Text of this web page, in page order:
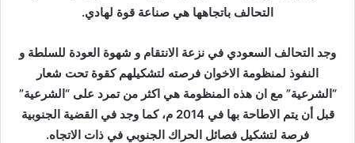
التحالف باتجاهها هي صناعة قوة لهادي.
وجد التحالف السعودي في نزعة الانتقام و شهوة العودة للسلطة و
النفوذ لمنظومة الاخوان فرصته لتشكيلهم كقوة تحت شعار
“الشرعية” مع ان هذه المنظومة هي اكثر من تمرد على “الشرعية”
قبل أن يتم الاطاحة بها في 2014 م، كما وجد في القضية الجنوبية
فرصة لتشكيل فصائل الحراك الجنوبي في ذات الاتجاه.